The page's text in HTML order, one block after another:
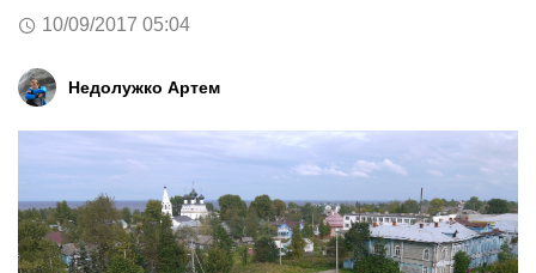
10/09/2017 05:04
Недолужко Артем